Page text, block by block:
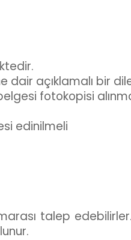
dair açıklamalı bir
fotokopisi
edinilmeli
talep